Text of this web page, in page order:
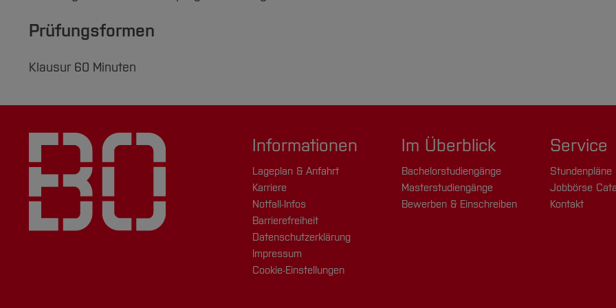
Prüfungsformen
Klausur 60 Minuten
Informationen
Lageplan & Anfahrt
Karriere
Notfall-Infos
Barrierefreiheit
Datenschutzerklärung
Impressum
Cookie-Einstellungen
Im Überblick
Bachelorstudiengänge
Masterstudiengänge
Bewerben & Einschreiben
Service
Stundenpläne
Jobbörse
Kontakt